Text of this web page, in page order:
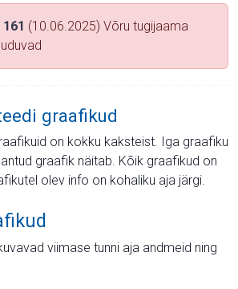
161 (10.06.2025) Võru tugijaama
graafikud
on kokku kaksteist. Iga graafiku
graafik näitab. Kõik graafikud on
olev info on kohaliku aja järgi.
viimase tunni aja andmeid ning